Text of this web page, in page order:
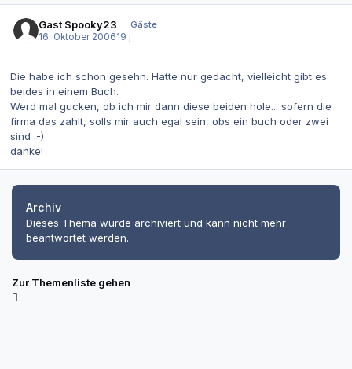
Gast Spooky23
Gäste
16. Oktober 200619 j
Die habe ich schon gesehn. Hatte nur gedacht, vielleicht gibt es
beides in einem Buch.
Werd mal gucken, ob ich mir dann diese beiden hole... sofern die
firma das zahlt, solls mir auch egal sein, obs ein buch oder zwei
sind :-)
danke!
Archiv
Dieses Thema wurde archiviert und kann nicht mehr
beantwortet werden.
Zur Themenliste gehen